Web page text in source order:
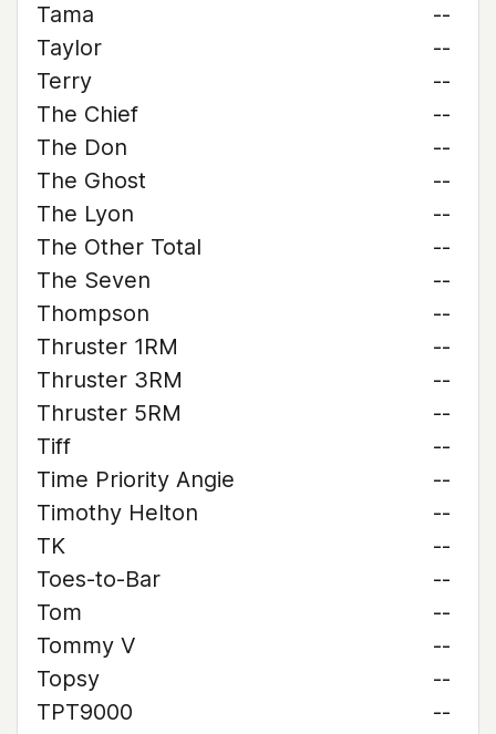
Tama
--
Taylor
--
Terry
--
The Chief
--
The Don
--
The Ghost
--
The Lyon
--
The Other Total
--
The Seven
--
Thompson
--
Thruster 1RM
--
Thruster 3RM
--
Thruster 5RM
--
Tiff
--
Time Priority Angie
--
Timothy Helton
--
TK
--
Toes-to-Bar
--
Tom
--
Tommy V
--
Topsy
--
TPT9000
--